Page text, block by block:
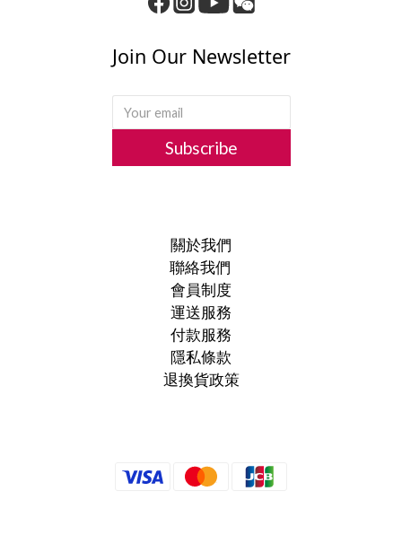
Join Our Newsletter
Subscribe
關於我們
聯絡我們
會員制度
運送服務
付款服務
隱私條款
退換貨政策